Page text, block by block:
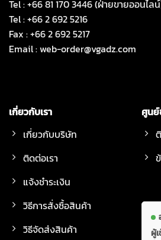
Tel : +66 81 170 3446 (ฝ่ายขายออนไล
Tel : +66 2 692 5216
Fax : +66 2 692 5217
Email :web-order@vgadz.com
เกี่ยวกับเรา
เกี่ยวกับบริษัท
ติดต่อเรา
แจ้งชำระเงิน
วิธีการสั่งซื้อสินค้า
วิธีจัดส่งสินค้า
ศูนย์
ผู้